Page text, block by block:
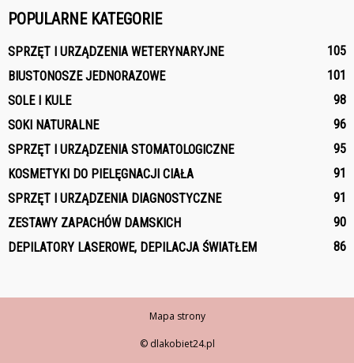
POPULARNE KATEGORIE
SPRZĘT I URZĄDZENIA WETERYNARYJNE
105
BIUSTONOSZE JEDNORAZOWE
101
SOLE I KULE
98
SOKI NATURALNE
96
SPRZĘT I URZĄDZENIA STOMATOLOGICZNE
95
KOSMETYKI DO PIELĘGNACJI CIAŁA
91
SPRZĘT I URZĄDZENIA DIAGNOSTYCZNE
91
ZESTAWY ZAPACHÓW DAMSKICH
90
DEPILATORY LASEROWE, DEPILACJA ŚWIATŁEM
86
Mapa strony
© dlakobiet24.pl